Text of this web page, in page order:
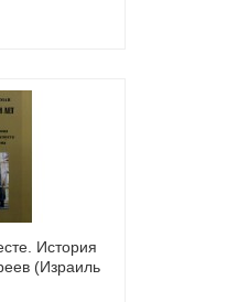
История
(Израиль